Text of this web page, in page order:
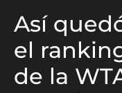
Así
el
de la